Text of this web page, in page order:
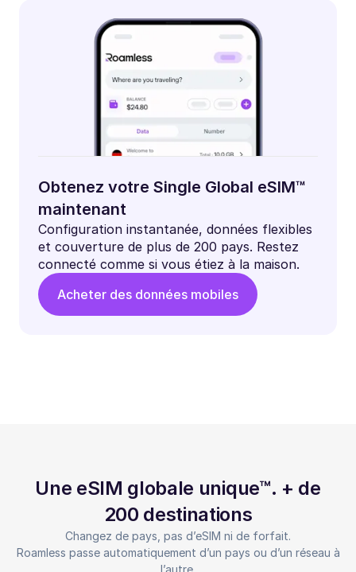
Obtenez votre Single Global eSIM™
maintenant
Configuration instantanée, données flexibles
et couverture de plus de 200 pays. Restez
connecté comme si vous étiez à la maison.
Acheter des données mobiles
Une eSIM globale unique™. + de
200 destinations
Changez de pays, pas d’eSIM ni de forfait.
Roamless passe automatiquement d’un pays ou d’un réseau à